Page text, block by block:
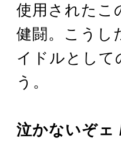
使用されたこ
健闘。こうし
イドルとして
う。
泣かないぞェ